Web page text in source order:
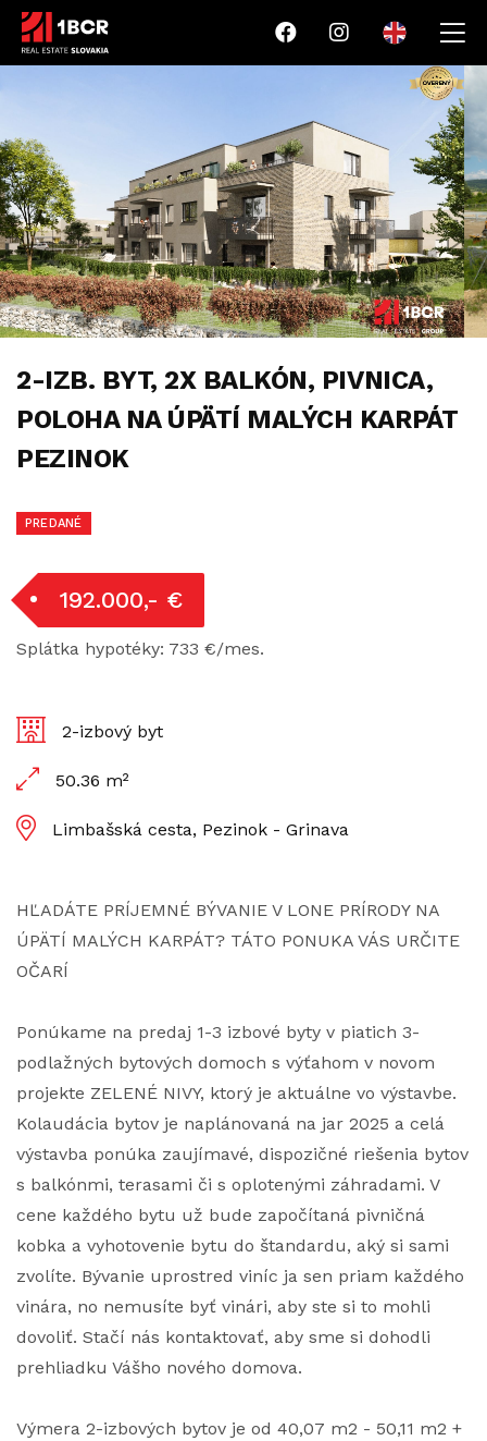
2-IZB. BYT, 2X BALKÓN, PIVNICA,
POLOHA NA ÚPÄTÍ MALÝCH KARPÁT
PEZINOK
PREDANÉ
192.000,- €
Splátka hypotéky: 733 €/mes.
2-izbový byt
50.36 m²
Limbašská cesta, Pezinok - Grinava
HĽADÁTE PRÍJEMNÉ BÝVANIE V LONE PRÍRODY NA
ÚPÄTÍ MALÝCH KARPÁT? TÁTO PONUKA VÁS URČITE
OČARÍ
Ponúkame na predaj 1-3 izbové byty v piatich 3-
podlažných bytových domoch s výťahom v novom
projekte ZELENÉ NIVY, ktorý je aktuálne vo výstavbe.
Kolaudácia bytov je naplánovaná na jar 2025 a celá
výstavba ponúka zaujímavé, dispozičné riešenia bytov
s balkónmi, terasami či s oplotenými záhradami. V
cene každého bytu už bude započítaná pivničná
kobka a vyhotovenie bytu do štandardu, aký si sami
zvolíte. Bývanie uprostred viníc ja sen priam každého
vinára, no nemusíte byť vinári, aby ste si to mohli
dovoliť. Stačí nás kontaktovať, aby sme si dohodli
prehliadku Vášho nového domova.
Výmera 2-izbových bytov je od 40,07 m2 - 50,11 m2 +